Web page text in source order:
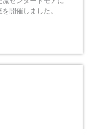
開催しました。